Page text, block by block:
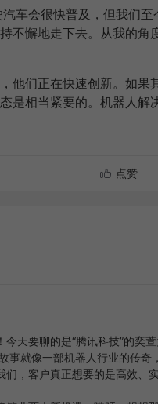
车会很快普及，但我们
不懈地走下去。从我的
他们正在快速创新。如
是相当紧要的。机器人解
点赞
今天要聊的是“腾讯科技”的
事就像一部机器人行业的传
们，客户真正想要的是高效、